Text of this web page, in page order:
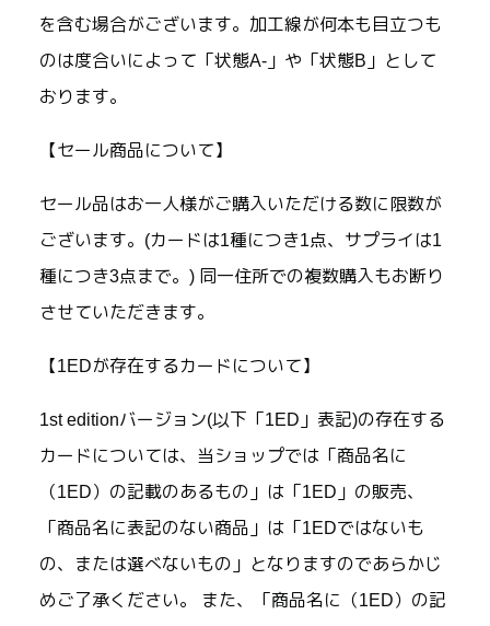
を含む場合がございます。加工線が何本も目立つも
のは度合いによって「状態A-」や「状態B」として
おります。
【セール商品について】
セール品はお一人様がご購入いただける数に限数が
ございます。(カードは1種につき1点、サプライは1
種につき3点まで。) 同一住所での複数購入もお断り
させていただきます。
【1EDが存在するカードについて】
1st editionバージョン(以下「1ED」表記)の存在する
カードについては、当ショップでは「商品名に
（1ED）の記載のあるもの」は「1ED」の販売、
「商品名に表記のない商品」は「1EDではないも
の、または選べないもの」となりますのであらかじ
めご了承ください。 また、「商品名に（1ED）の記